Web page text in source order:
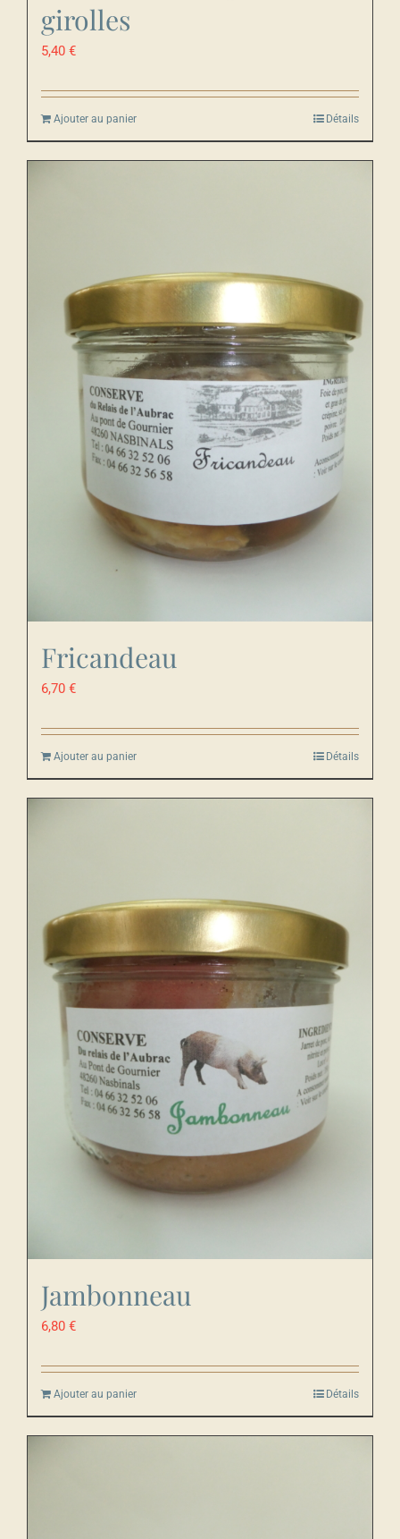
girolles
5,40 €
Ajouter au panier Détails
Fricandeau
6,70 €
Ajouter au panier Détails
Jambonneau
6,80 €
Ajouter au panier Détails